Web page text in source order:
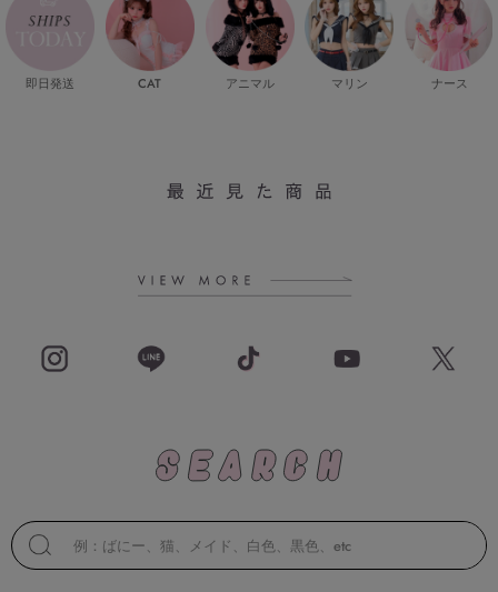
即日発送 CAT アニマル マリン ナース